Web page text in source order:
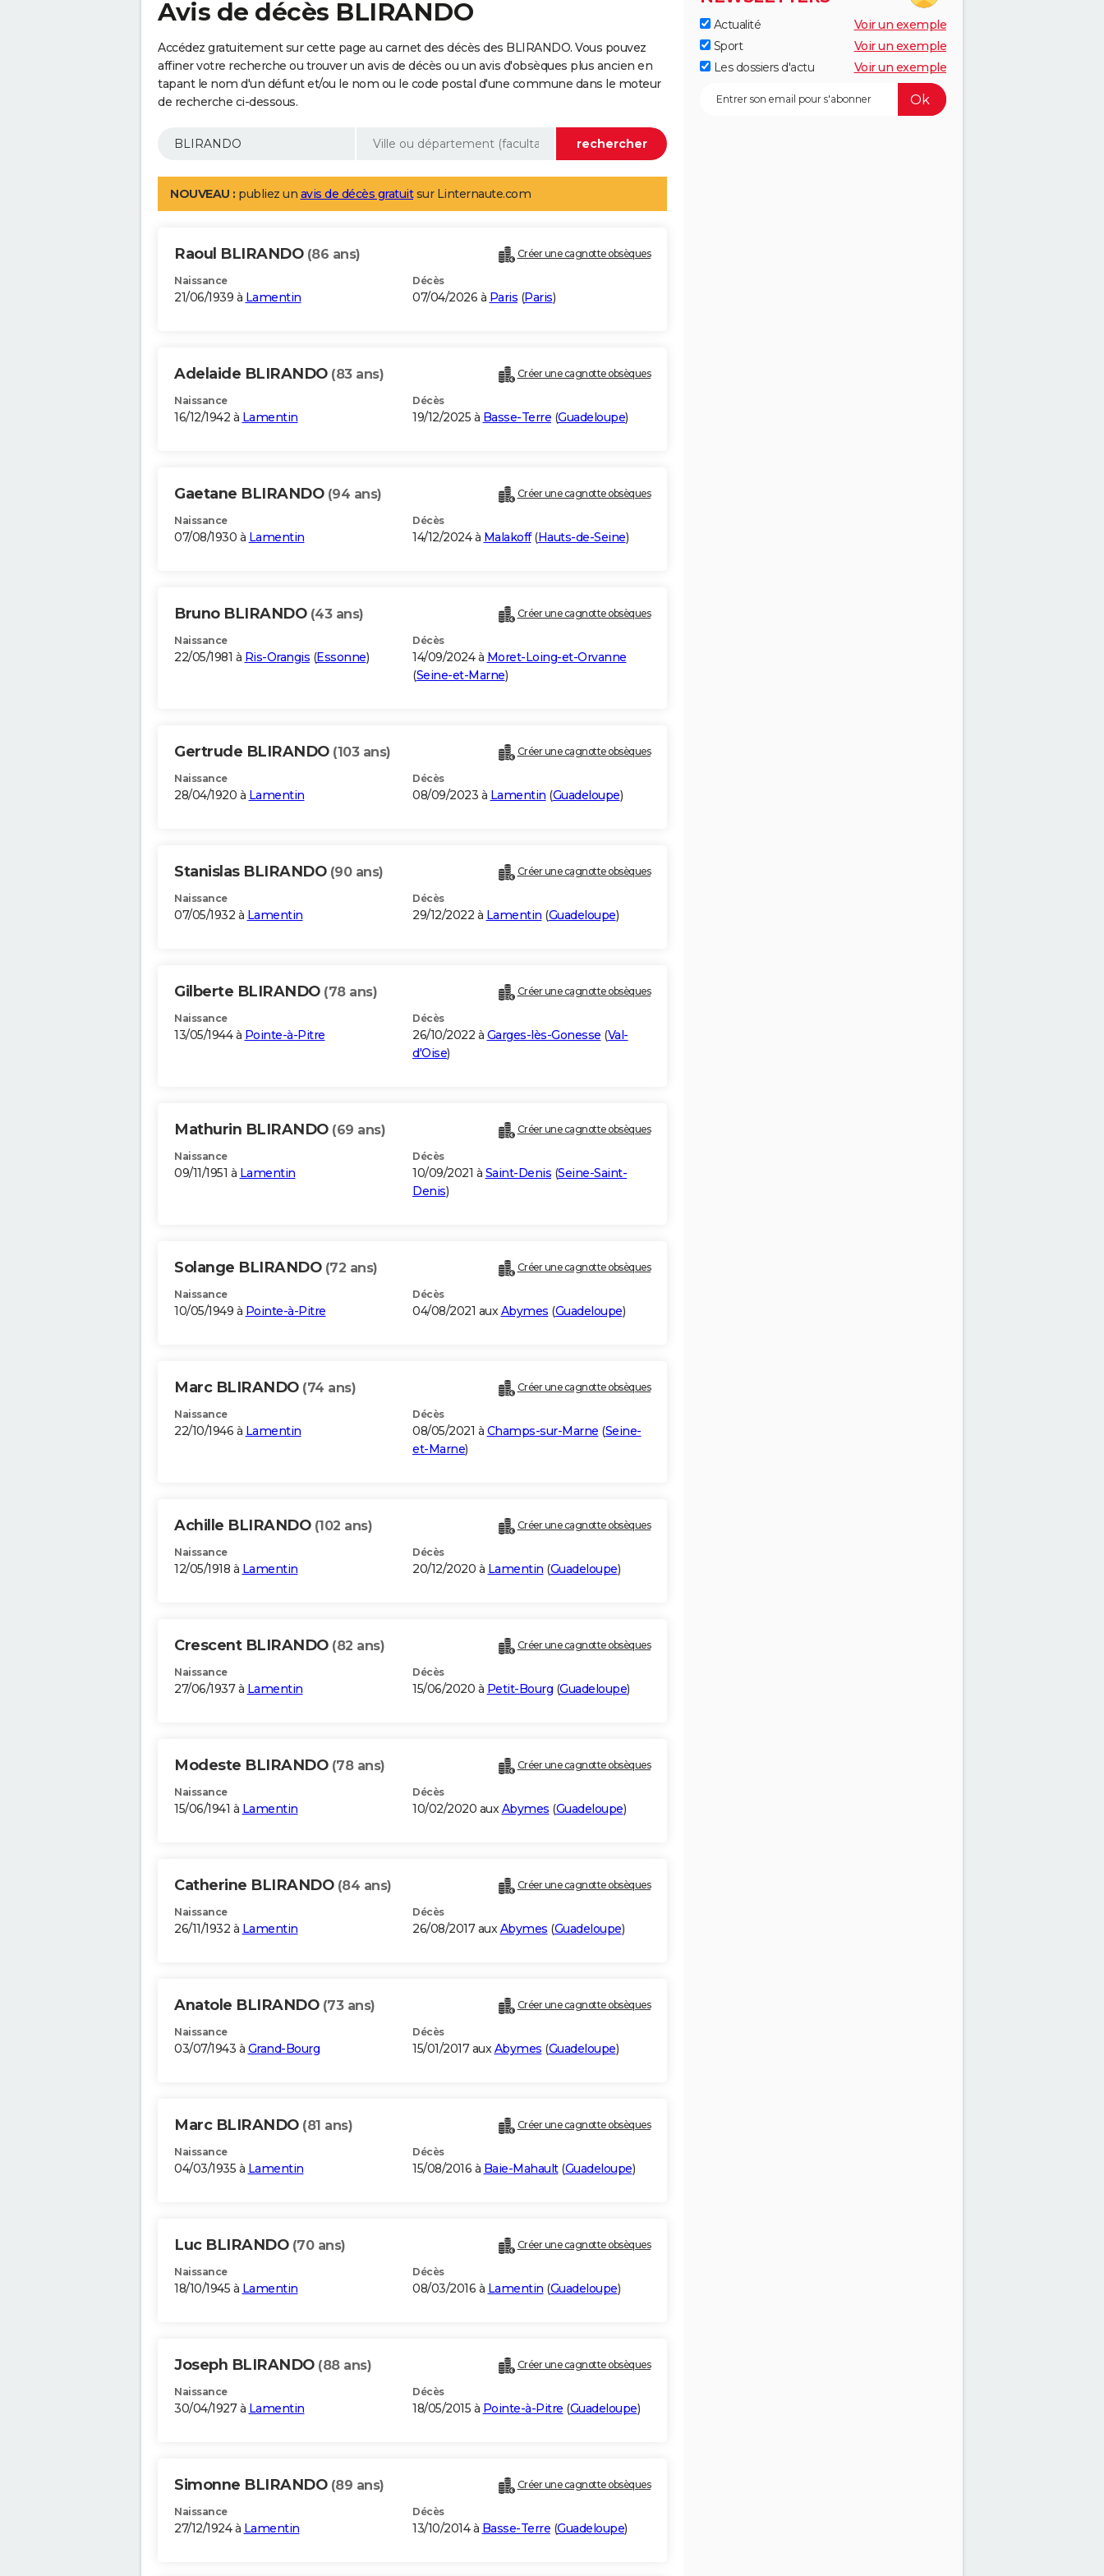
Avis de décès BLIRANDO
Accédez gratuitement sur cette page au carnet des décès des BLIRANDO. Vous pouvez
affiner votre recherche ou trouver un avis de décès ou un avis d'obsèques plus ancien en
tapant le nom d'un défunt et/ou le nom ou le code postal d'une commune dans le moteur
de recherche ci-dessous.
NOUVEAU : publiez un avis de décès gratuitsur Linternaute.com
Raoul BLIRANDO (86 ans) Créer une cagnotte obsèques
Naissance
21/06/1939 à Lamentin
Décès
07/04/2026 à Paris (Paris)
Adelaide BLIRANDO (83 ans) Créer une cagnotte obsèques
Naissance
16/12/1942 à Lamentin
Décès
19/12/2025 à Basse-Terre (Guadeloupe)
Gaetane BLIRANDO (94 ans) Créer une cagnotte obsèques
Naissance
07/08/1930 à Lamentin
Décès
14/12/2024 à Malakoff(Hauts-de-Seine)
Bruno BLIRANDO (43 ans) Créer une cagnotte obsèques
Naissance
22/05/1981 à Ris-Orangis (Essonne)
Décès
14/09/2024 à Moret-Loing-et-Orvanne
(Seine-et-Marne)
Gertrude BLIRANDO (103 ans) Créer une cagnotte obsèques
Naissance
28/04/1920 à Lamentin
Décès
08/09/2023 à Lamentin (Guadeloupe)
Stanislas BLIRANDO (90 ans) Créer une cagnotte obsèques
Naissance
07/05/1932 à Lamentin
Décès
29/12/2022 à Lamentin (Guadeloupe)
Gilberte BLIRANDO (78 ans) Créer une cagnotte obsèques
Naissance
13/05/1944 à Pointe-à-Pitre
Décès
26/10/2022 à Garges-lès-Gonesse (Val-
d'Oise)
Mathurin BLIRANDO (69 ans) Créer une cagnotte obsèques
Naissance
09/11/1951 à Lamentin
Décès
10/09/2021 à Saint-Denis (Seine-Saint-
Denis)
Solange BLIRANDO (72 ans) Créer une cagnotte obsèques
Naissance
10/05/1949 à Pointe-à-Pitre
Décès
04/08/2021 auxAbymes (Guadeloupe)
Marc BLIRANDO (74 ans) Créer une cagnotte obsèques
Naissance
22/10/1946 à Lamentin
Décès
08/05/2021 à Champs-sur-Marne (Seine-
et-Marne)
Achille BLIRANDO (102 ans) Créer une cagnotte obsèques
Naissance
12/05/1918 à Lamentin
Décès
20/12/2020 à Lamentin (Guadeloupe)
Crescent BLIRANDO (82 ans) Créer une cagnotte obsèques
Naissance
27/06/1937 à Lamentin
Décès
15/06/2020 à Petit-Bourg (Guadeloupe)
Modeste BLIRANDO (78 ans) Créer une cagnotte obsèques
Naissance
15/06/1941 à Lamentin
Décès
10/02/2020 auxAbymes (Guadeloupe)
Catherine BLIRANDO (84 ans) Créer une cagnotte obsèques
Naissance
26/11/1932 à Lamentin
Décès
26/08/2017 auxAbymes (Guadeloupe)
Anatole BLIRANDO (73 ans) Créer une cagnotte obsèques
Naissance
03/07/1943 à Grand-Bourg
Décès
15/01/2017 auxAbymes (Guadeloupe)
Marc BLIRANDO (81 ans) Créer une cagnotte obsèques
Naissance
04/03/1935 à Lamentin
Décès
15/08/2016 à Baie-Mahault(Guadeloupe)
Luc BLIRANDO (70 ans) Créer une cagnotte obsèques
Naissance
18/10/1945 à Lamentin
Décès
08/03/2016 à Lamentin (Guadeloupe)
Joseph BLIRANDO (88 ans) Créer une cagnotte obsèques
Naissance
30/04/1927 à Lamentin
Décès
18/05/2015 à Pointe-à-Pitre (Guadeloupe)
Simonne BLIRANDO (89 ans) Créer une cagnotte obsèques
Naissance
27/12/1924 à Lamentin
Décès
13/10/2014 à Basse-Terre (Guadeloupe)
Actualité
Voir un exemple
Sport
Voir un exemple
Les dossiers d'actu
Voir un exemple